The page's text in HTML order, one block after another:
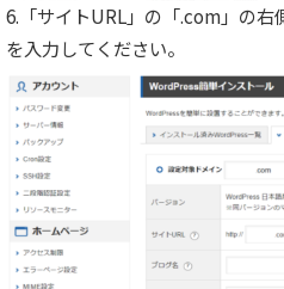
6.「サイトURL」の「.com」の右
を入力してください。